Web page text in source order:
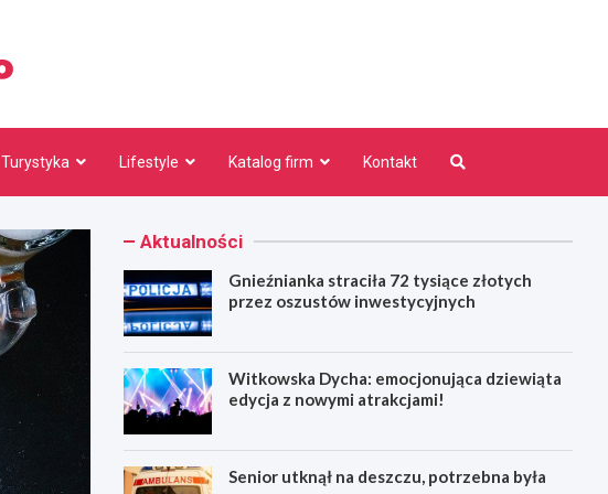
Turystyka Lifestyle Katalog firm Kontakt
Aktualności
Gnieźnianka straciła 72 tysiące złotych
przez oszustów inwestycyjnych
Witkowska Dycha: emocjonująca dziewiąta
edycja z nowymi atrakcjami!
Senior utknął na deszczu, potrzebna była